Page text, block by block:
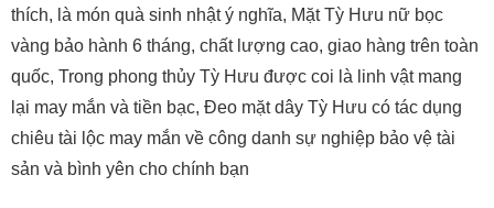
thích, là món quà sinh nhật ý nghĩa, Mặt Tỳ Hưu nữ bọc
vàng bảo hành 6 tháng, chất lượng cao, giao hàng trên toàn
quốc, Trong phong thủy Tỳ Hưu được coi là linh vật mang
lại may mắn và tiền bạc, Đeo mặt dây Tỳ Hưu có tác dụng
chiêu tài lộc may mắn về công danh sự nghiệp bảo vệ tài
sản và bình yên cho chính bạn